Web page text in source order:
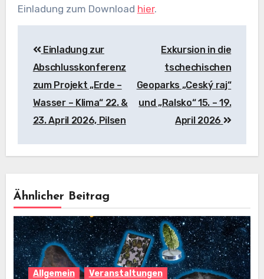
Einladung zum Download hier.
Einladung zur
Abschlusskonferenz
zum Projekt „Erde –
Wasser – Klima“ 22. &
23. April 2026, Pilsen
Exkursion in die
tschechischen
Geoparks „Ceský raj“
und „Ralsko“ 15. – 19.
April 2026
Ähnlicher Beitrag
Allgemein Veranstaltungen